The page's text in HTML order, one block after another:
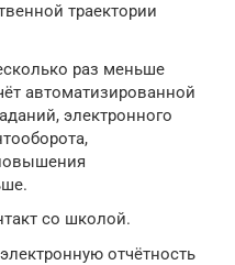
траектории
раз меньше
автоматизированной
электронного
со школой.
отчётность